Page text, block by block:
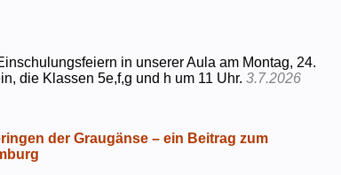
in unserer Aula am Montag, 24.
die Klassen 5e,f,g und h um 11 Uhr.3.7.2026
der Graugänse – ein Beitrag zum